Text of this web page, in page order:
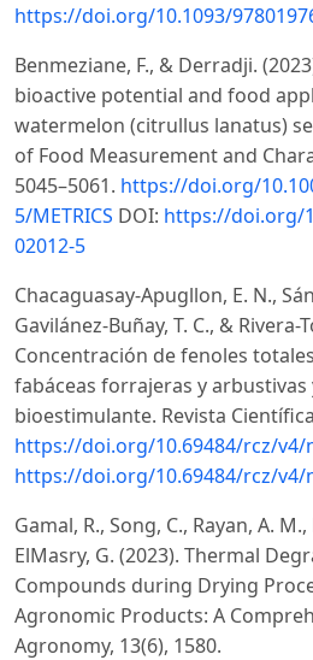
https://doi.org/10.1093/
Benmeziane, F., & Derradji.
bioactive potential and food
watermelon (citrullus lanatus)
of Food Measurement and
5045–5061. https://doi.org/
5/METRICS DOI: https://doi.org/
02012-5
Chacaguasay-Apugllon, E. N.,
Gavilánez-Buñay, T. C., & Rivera-
Concentración de fenoles
fabáceas forrajeras y arbustivas
bioestimulante. Revista
https://doi.org/10.69484/rcz/v4/
https://doi.org/10.69484/rcz/v4/
Gamal, R., Song, C., Rayan, A.
ElMasry, G. (2023). Thermal
Compounds during Drying
Agronomic Products: A
Agronomy, 13(6), 1580.